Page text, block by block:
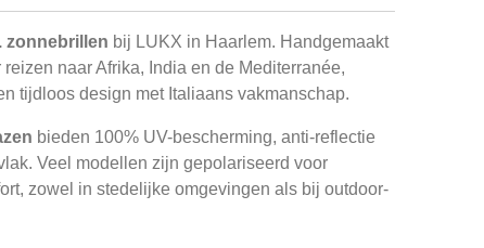
zonnebrillen bij LUKX in Haarlem. Handgemaakt
naar Afrika, India en de Mediterranée,
tijdloos design met Italiaans vakmanschap.
bieden 100% UV-bescherming, anti-reflectie
Veel modellen zijn gepolariseerd voor
zowel in stedelijke omgevingen als bij outdoor-